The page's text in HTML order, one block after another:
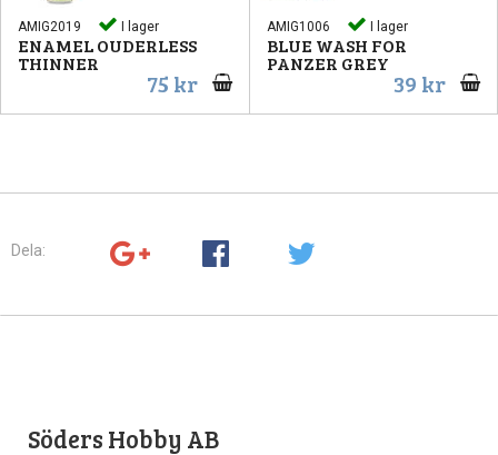
AMIG2019 I lager
ENAMEL OUDERLESS
THINNER
75 kr
AMIG1006 I lager
BLUE WASH FOR
PANZER GREY
39 kr
Dela:
Söders Hobby AB